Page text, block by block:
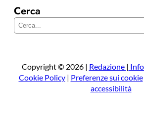
Cerca
e
a
Copyright © 2026 | Redazione |
Cookie Policy| Preferenze sui cookie
accessibilità